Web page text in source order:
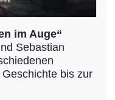
im Auge“
Sebastian
bis zur